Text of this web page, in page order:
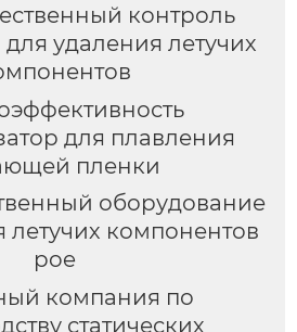
контроль
удаления летучих
для плавления
пленки
оборудование
летучих компонентов
poe
компания по
статических